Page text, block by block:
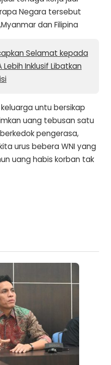
Negara tersebut
dan Filipina
Selamat kepada
Lebih Inklusif Libatkan
untu bersikap
uang tebusan satu
pengerasa,
urus bebera WNI yang
uang habis korban tak